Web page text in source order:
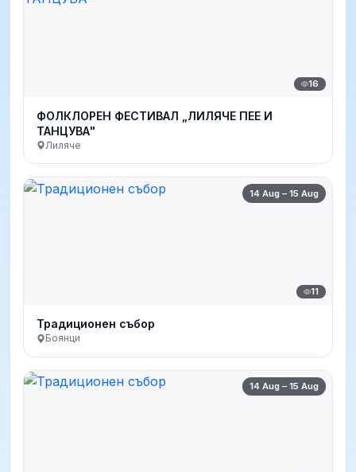
16
ФОЛКЛОРЕН ФЕСТИВАЛ „ЛИЛЯЧЕ ПЕЕ И
ТАНЦУВА"
Лиляче
14 Aug – 15 Aug
11
Традиционен събор
Боянци
14 Aug – 15 Aug